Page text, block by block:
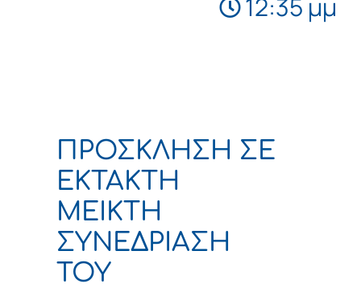
ΠΡΟΣΚΛΗΣΗ ΣΕ
ΕΚΤΑΚΤΗ
ΜΕΙΚΤΗ
ΣΥΝΕΔΡΙΑΣΗ
ΤΟΥ